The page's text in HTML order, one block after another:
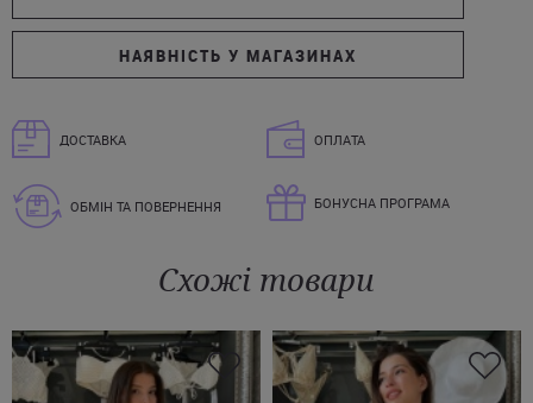
НАЯВНІСТЬ У МАГАЗИНАХ
ДОСТАВКА ОПЛАТА
ОБМІН ТА ПОВЕРНЕННЯ БОНУСНА ПРОГРАМА
Схожі товари